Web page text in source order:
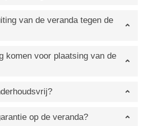
van de veranda tegen de
komen voor plaatsing van de
op de veranda?